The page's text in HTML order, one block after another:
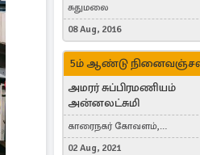
சுதுமலை
08 Aug, 2016
5ம் ஆண்டு
அமரர் சுப்பிரமணியம்
அன்னலட்சுமி
காரைநகர் கோவளம்,
வெள்ளவத்தை
02 Aug, 2021